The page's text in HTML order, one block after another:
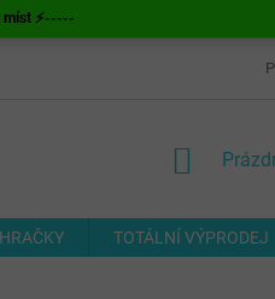
míst ⚡-----
ODSTOUPENÍ
HRAČKY TOTÁLNÍ VÝPRODEJ